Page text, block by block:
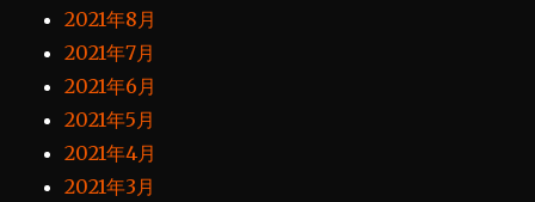
2021年8月
2021年7月
2021年6月
2021年5月
2021年4月
2021年3月